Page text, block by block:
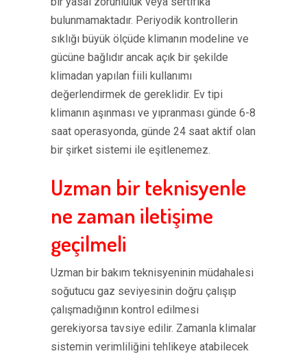
bulunmamaktadır. Periyodik kontrollerin
sıklığı büyük ölçüde klimanın modeline ve
gücüne bağlıdır ancak açık bir şekilde
klimadan yapılan fiili kullanımı
değerlendirmek de gereklidir. Ev tipi
klimanın aşınması ve yıpranması günde 6-8
saat operasyonda, günde 24 saat aktif olan
bir şirket sistemi ile eşitlenemez.
Uzman bir teknisyenle
ne zaman iletişime
geçilmeli
Uzman bir bakım teknisyeninin müdahalesi
soğutucu gaz seviyesinin doğru çalışıp
çalışmadığının kontrol edilmesi
gerekiyorsa tavsiye edilir. Zamanla klimalar
sistemin verimliliğini tehlikeye atabilecek